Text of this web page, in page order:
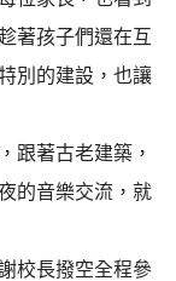
著孩子們還在互
別的建設，也讓
跟著古老建築，
的音樂交流，就
校長撥空全程參